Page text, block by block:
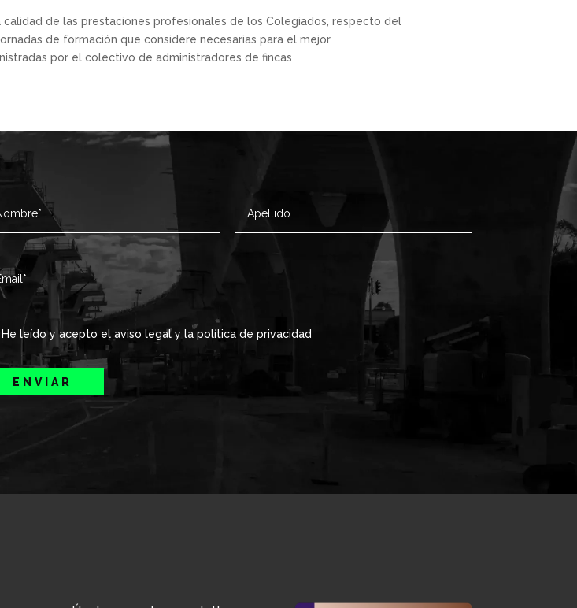
de las prestaciones profesionales de los Colegiados, respecto del
de formación que considere necesarias para el mejor
por el colectivo de administradores de fincas
He leído y acepto el aviso legal y la política de privacidad
ENVIAR